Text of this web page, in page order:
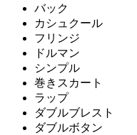
バック
カシュクール
フリンジ
ドルマン
シンプル
巻きスカート
ラップ
ダブルブレスト
ダブルボタン